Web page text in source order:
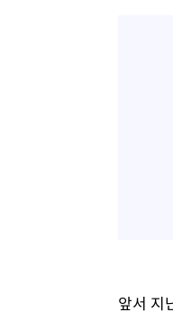
앞서 지